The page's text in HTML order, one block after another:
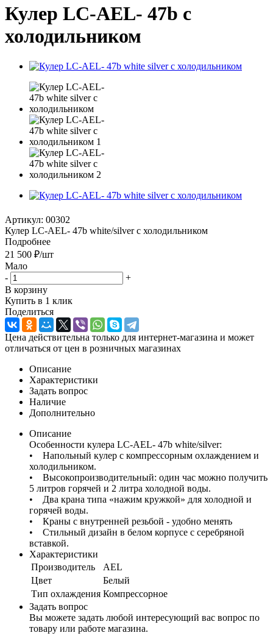
Кулер LС-AEL- 47b с
холодильником
Артикул: 00302
Кулер LС-AEL- 47b white/silver с холодильником
Подробнее
21 500 ₽/шт
Мало
-
+
В корзину
Купить в 1 клик
Поделиться
Цена действительна только для интернет-магазина и может
отличаться от цен в розничных магазинах
Описание
Характеристики
Задать вопрос
Наличие
Дополнительно
Описание
Особенности кулера LС-AEL- 47b white/silver:
• Напольный кулер с компрессорным охлаждением и
холодильником.
• Высокопроизводительный: один час можно получить
5 литров горячей и 2 литра холодной воды.
• Два крана типа «нажим кружкой» для холодной и
горячей воды.
• Краны с внутренней резьбой - удобно менять
• Стильный дизайн в белом корпусе с серебряной
вставкой.
Характеристики
Производитель
AEL
Цвет
Белый
Тип охлаждения Компрессорное
Задать вопрос
Вы можете задать любой интересующий вас вопрос по
товару или работе магазина.